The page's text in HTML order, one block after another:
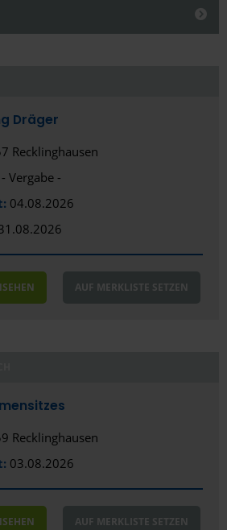
Dräger
Recklinghausen
Vergabe -
04.08.2026
AUF MERKLISTE SETZEN
Recklinghausen
03.08.2026
AUF MERKLISTE SETZEN